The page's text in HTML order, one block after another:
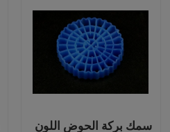
اطلب اقتباس
الوسائط المرشحة MBBR
MBBR بيو ميديا
سمك بركة الحوض اللون